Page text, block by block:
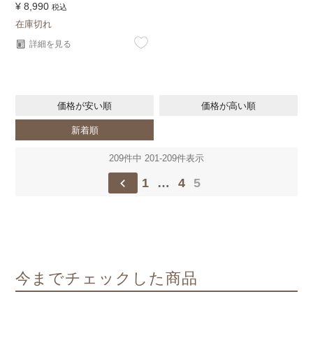
¥ 8,990 税込
在庫切れ
詳細を見る
価格が安い順 価格が高い順
新着順
209件中 201-209件表示
1 … 4 5
今までチェックした商品